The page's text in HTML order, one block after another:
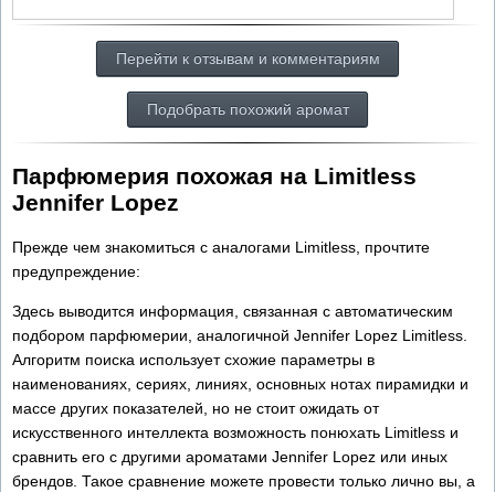
Перейти к отзывам и комментариям
Подобрать похожий аромат
Парфюмерия похожая на Limitless
Jennifer Lopez
Прежде чем знакомиться с аналогами Limitless, прочтите
предупреждение:
Здесь выводится информация, связанная с автоматическим
подбором парфюмерии, аналогичной Jennifer Lopez Limitless.
Алгоритм поиска использует схожие параметры в
наименованиях, сериях, линиях, основных нотах пирамидки и
массе других показателей, но не стоит ожидать от
искусственного интеллекта возможность понюхать Limitless и
сравнить его с другими ароматами Jennifer Lopez или иных
брендов. Такое сравнение можете провести только лично вы, а